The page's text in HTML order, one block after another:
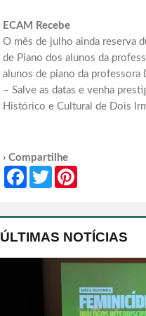
ECAM Recebe
O mês de julho ainda reserva
de Piano dos alunos da
alunos de piano da professora
– Salve as datas e venha
Histórico e Cultural de Dois
› Compartilhe
FacebookTwitter
ÚLTIMAS NOTÍCIAS